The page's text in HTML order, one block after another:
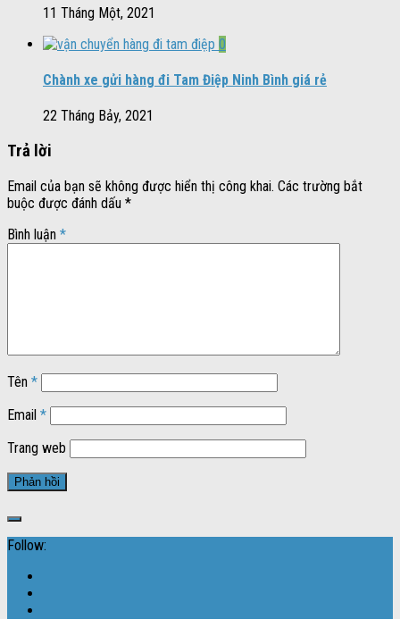
11 Tháng Một, 2021
0
Chành xe gửi hàng đi Tam Điệp Ninh Bình giá rẻ
22 Tháng Bảy, 2021
Trả lời
Email của bạn sẽ không được hiển thị công khai. Các trường bắt
buộc được đánh dấu *
Bình luận *
Tên *
Email *
Trang web
Follow: